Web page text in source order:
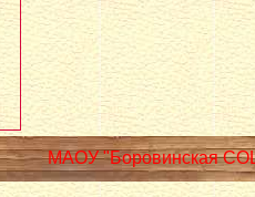
МАОУ "Боровинская